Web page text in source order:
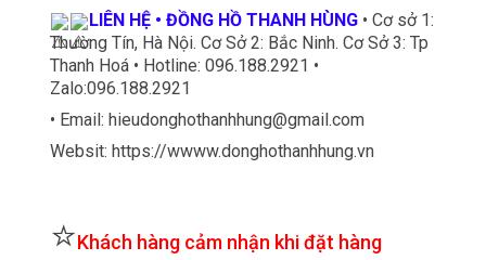
LIÊN HỆ • ĐỒNG HỒ THANH HÙNG • Cơ sở 1:
Thường Tín, Hà Nội. Cơ Sở 2: Bắc Ninh. Cơ Sở 3: Tp
Thanh Hoá • Hotline: 096.188.2921 •
Zalo:096.188.2921
• Email: hieudonghothanhhung@gmail.com
Websit: https://wwww.donghothanhhung.vn
⭐Khách hàng cảm nhận khi đặt hàng